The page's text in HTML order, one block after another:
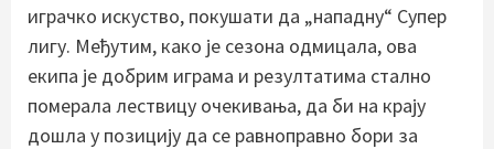
играчко искуство, покушати да „нападну“ Супер
лигу. Међутим, како је сезона одмицала, ова
екипа је добрим играма и резултатима стално
померала лествицу очекивања, да би на крају
дошла у позицију да се равноправно бори за